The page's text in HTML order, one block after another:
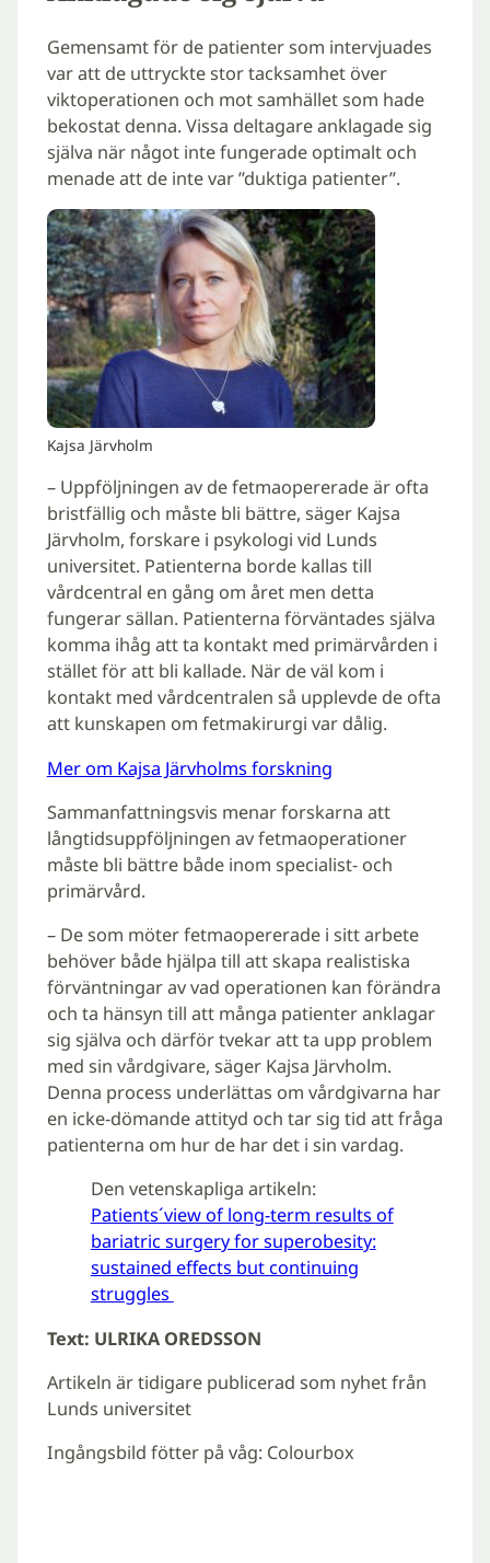
Gemensamt för de patienter som intervjuades
var att de uttryckte stor tacksamhet över
viktoperationen och mot samhället som hade
bekostat denna. Vissa deltagare anklagade sig
själva när något inte fungerade optimalt och
menade att de inte var ”duktiga patienter”.
Kajsa Järvholm
– Uppföljningen av de fetmaopererade är ofta
bristfällig och måste bli bättre, säger Kajsa
Järvholm, forskare i psykologi vid Lunds
universitet. Patienterna borde kallas till
vårdcentral en gång om året men detta
fungerar sällan. Patienterna förväntades själva
komma ihåg att ta kontakt med primärvården i
stället för att bli kallade. När de väl kom i
kontakt med vårdcentralen så upplevde de ofta
att kunskapen om fetmakirurgi var dålig.
Mer om Kajsa Järvholms forskning
Sammanfattningsvis menar forskarna att
långtidsuppföljningen av fetmaoperationer
måste bli bättre både inom specialist- och
primärvård.
– De som möter fetmaopererade i sitt arbete
behöver både hjälpa till att skapa realistiska
förväntningar av vad operationen kan förändra
och ta hänsyn till att många patienter anklagar
sig själva och därför tvekar att ta upp problem
med sin vårdgivare, säger Kajsa Järvholm.
Denna process underlättas om vårdgivarna har
en icke-dömande attityd och tar sig tid att fråga
patienterna om hur de har det i sin vardag.
Den vetenskapliga artikeln:
Patients´view of long-term results of
bariatric surgery for superobesity:
sustained effects but continuing
struggles
Text: ULRIKA OREDSSON
Artikeln är tidigare publicerad som nyhet från
Lunds universitet
Ingångsbild fötter på våg: Colourbox